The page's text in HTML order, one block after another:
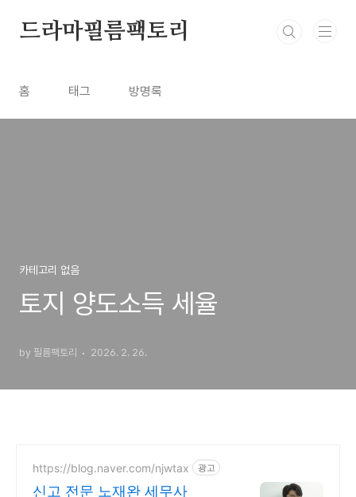
드라마필름팩토리
홈 태그 방명록
카테고리 없음
토지 양도소득 세율
by 필름팩토리 2026. 2. 26.
https://blog.naver.com/njwtax 광고
신고 전문 노재완 세무사